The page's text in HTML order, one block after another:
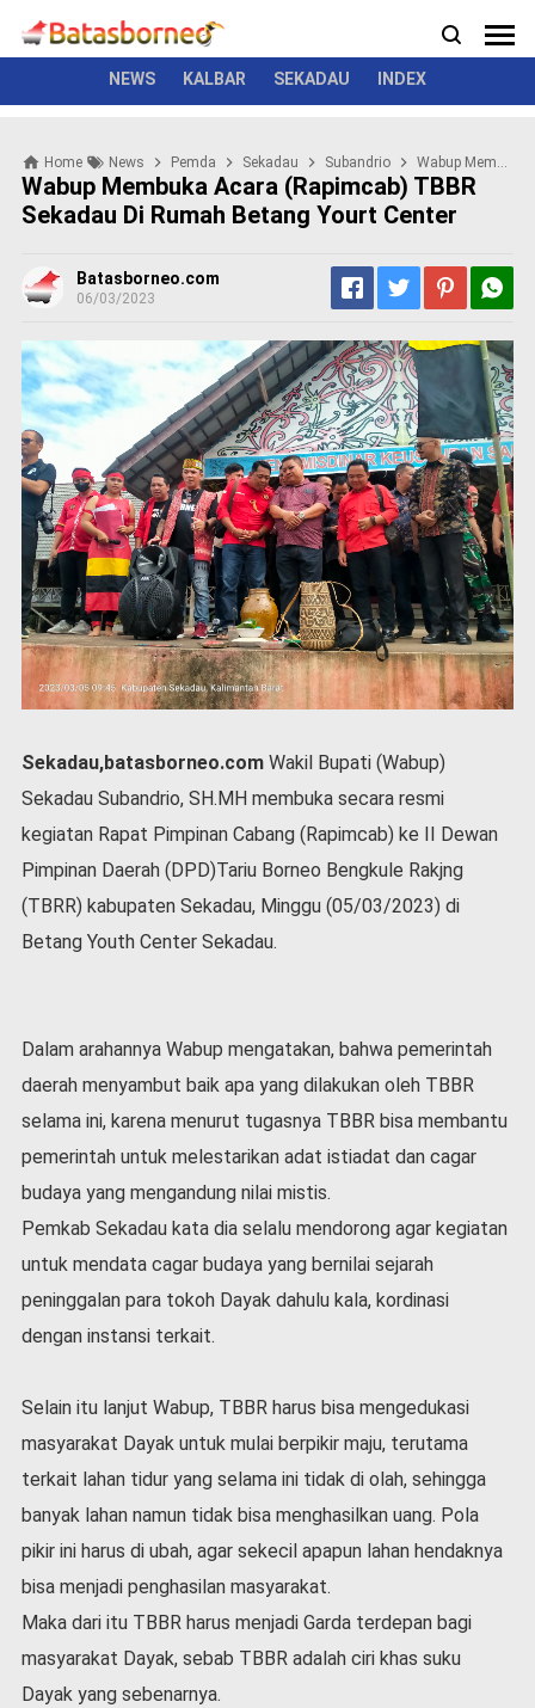
N
e
s
o
l
i
k
r
i
m
i
n
a
l
P
e
m
e
r
i
n
h
S
e
e
m
o
n
l
a
r
a
g
p
i
B
e
i
t
a
o
v
d
-
NEWS KALBAR SEKADAU INDEX
News Kriminal Seremonial
Home News Pemda Sekadau Subandrio Wabup Membuka Acara (Rapimcab) TBBR Sekadau Di Rumah Betang Yourt Center
Wabup Membuka Acara (Rapimcab) TBBR
Sekadau Di Rumah Betang Yourt Center
Batasborneo.com
06/03/2023
Sekadau,batasborneo.com Wakil Bupati (Wabup)
Sekadau Subandrio, SH.MH membuka secara resmi
kegiatan Rapat Pimpinan Cabang (Rapimcab) ke II Dewan
Pimpinan Daerah (DPD)Tariu Borneo Bengkule Rakjng
(TBRR) kabupaten Sekadau, Minggu (05/03/2023) di
Betang Youth Center Sekadau.
Dalam arahannya Wabup mengatakan, bahwa pemerintah
daerah menyambut baik apa yang dilakukan oleh TBBR
selama ini, karena menurut tugasnya TBBR bisa membantu
pemerintah untuk melestarikan adat istiadat dan cagar
budaya yang mengandung nilai mistis.
Pemkab Sekadau kata dia selalu mendorong agar kegiatan
untuk mendata cagar budaya yang bernilai sejarah
peninggalan para tokoh Dayak dahulu kala, kordinasi
dengan instansi terkait.
Selain itu lanjut Wabup, TBBR harus bisa mengedukasi
masyarakat Dayak untuk mulai berpikir maju, terutama
terkait lahan tidur yang selama ini tidak di olah, sehingga
banyak lahan namun tidak bisa menghasilkan uang. Pola
pikir ini harus di ubah, agar sekecil apapun lahan hendaknya
bisa menjadi penghasilan masyarakat.
Maka dari itu TBBR harus menjadi Garda terdepan bagi
masyarakat Dayak, sebab TBBR adalah ciri khas suku
Dayak yang sebenarnya.